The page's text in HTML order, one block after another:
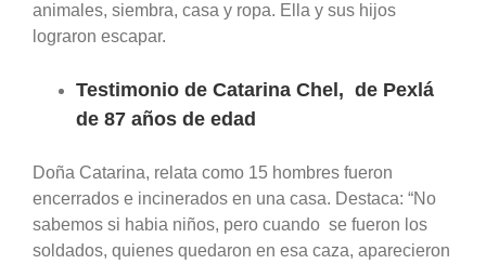
animales, siembra, casa y ropa. Ella y sus hijos
lograron escapar.
Testimonio de Catarina Chel, de Pexlá
de 87 años de edad
Doña Catarina, relata como 15 hombres fueron
encerrados e incinerados en una casa. Destaca: “No
sabemos si habia niños, pero cuando se fueron los
soldados, quienes quedaron en esa caza, aparecieron